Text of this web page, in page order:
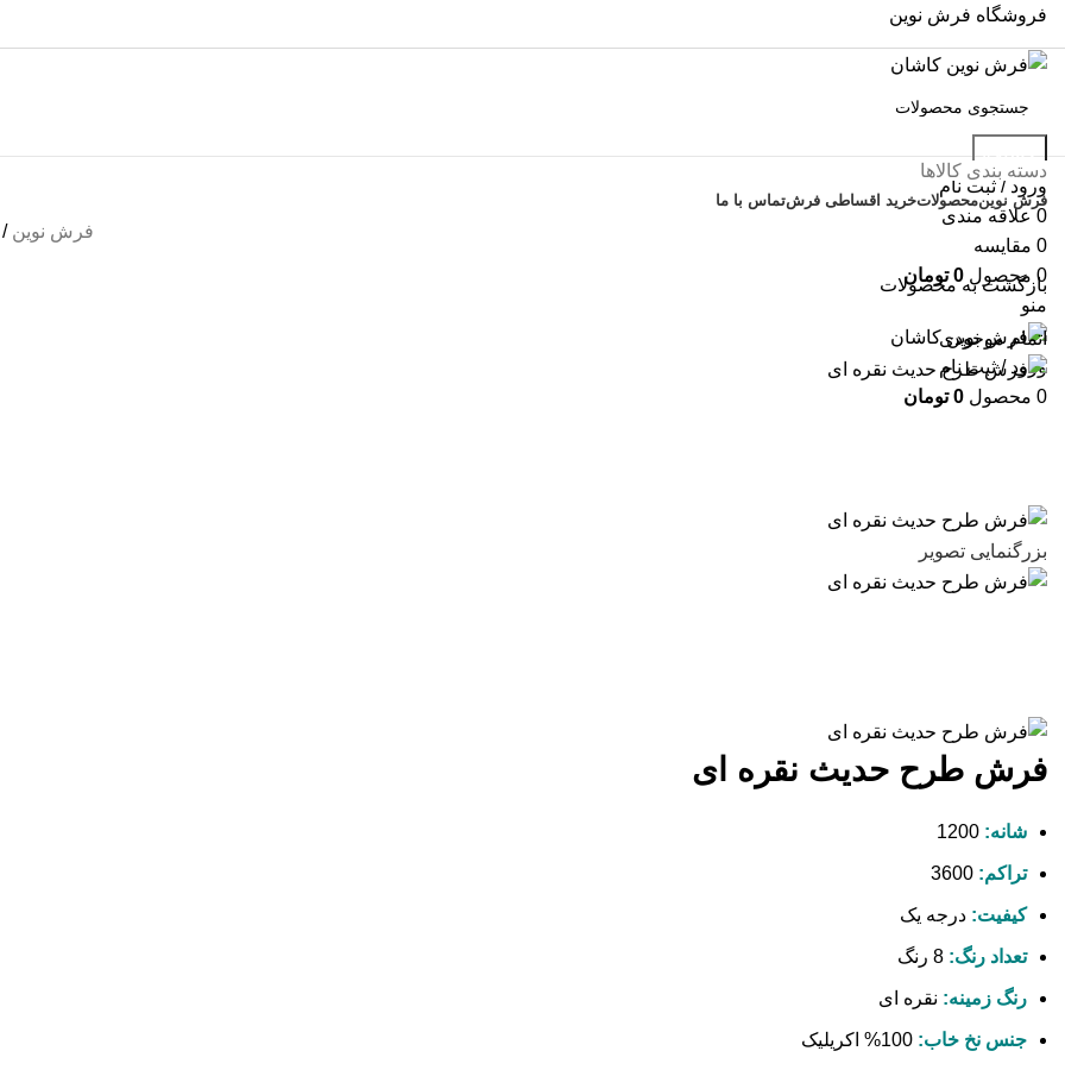
فروشگاه فرش نوین
جستجو
ورود / ثبت نام
0 علاقه مندی
0 مقایسه
0 محصول 0 تومان
منو
ورود / ثبت نام
0 محصول 0 تومان
دسته بندی کالاها
فرش نوینمحصولاتخرید اقساطی فرشتماس با ما
فرش نوین
بازگشت به محصولات
اتمام موجودی
بزرگنمایی تصویر
فرش طرح حدیث نقره ای
شانه:
تراکم:
کیفیت: درجه یک
تعداد رنگ:
رنگ زمینه: نقره ای
جنس نخ خاب: